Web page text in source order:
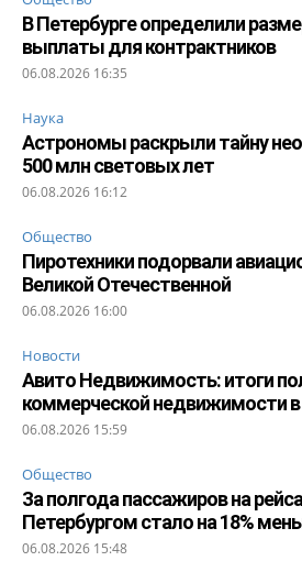
В Петербурге определили
выплаты для контрактников
06.08.2026 16:35
Наука
Астрономы раскрыли тайну
500 млн световых лет
06.08.2026 16:12
Общество
Пиротехники подорвали
Великой Отечественной
06.08.2026 16:00
Новости
Авито Недвижимость: итоги
коммерческой недвижимости в
06.08.2026 15:59
Общество
За полгода пассажиров на
Петербургом стало на 18%
06.08.2026 15:48